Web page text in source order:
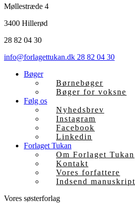
Møllestræde 4
3400 Hillerød
28 82 04 30
info@forlagettukan.dk 28 82 04 30
Bøger
Børnebøger
Bøger for voksne
Følg os
Nyhedsbrev
Instagram
Facebook
Linkedin
Forlaget Tukan
Om Forlaget Tukan
Kontakt
Vores forfattere
Indsend manuskript
Vores søsterforlag